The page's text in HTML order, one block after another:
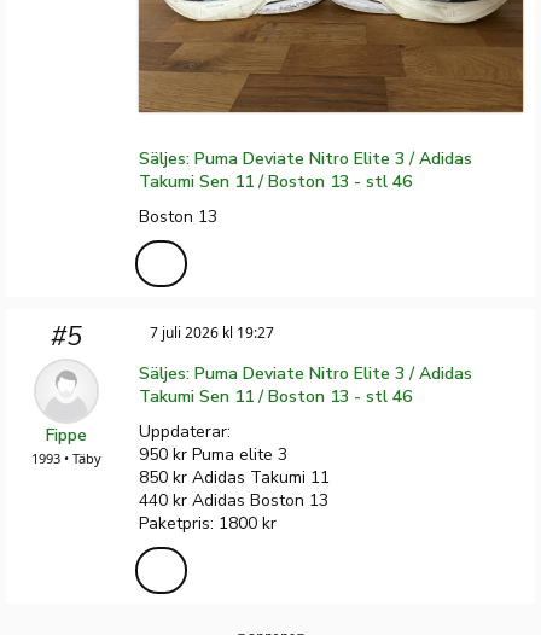
Säljes: Puma Deviate Nitro Elite 3 / Adidas
Takumi Sen 11 / Boston 13 - stl 46
Boston 13
#5
Fippe
1993 • Täby
7 juli 2026 kl 19:27
Säljes: Puma Deviate Nitro Elite 3 / Adidas
Takumi Sen 11 / Boston 13 - stl 46
Uppdaterar:
950 kr Puma elite 3
850 kr Adidas Takumi 11
440 kr Adidas Boston 13
Paketpris: 1800 kr